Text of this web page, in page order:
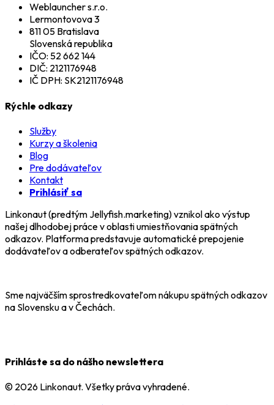
Weblauncher s.r.o.
Lermontovova 3
811 05 Bratislava
Slovenská republika
IČO: 52 662 144
DIČ: 2121176948
IČ DPH: SK2121176948
Rýchle odkazy
Služby
Kurzy a školenia
Blog
Pre dodávateľov
Kontakt
Prihlásiť sa
Linkonaut (predtým Jellyfish.marketing) vznikol ako výstup
našej dlhodobej práce v oblasti umiestňovania spätných
odkazov. Platforma predstavuje automatické prepojenie
dodávateľov a odberateľov spätných odkazov.
Sme najväčším sprostredkovateľom nákupu spätných odkazov
na Slovensku a v Čechách.
Prihláste sa do nášho newslettera
© 2026 Linkonaut. Všetky práva vyhradené.